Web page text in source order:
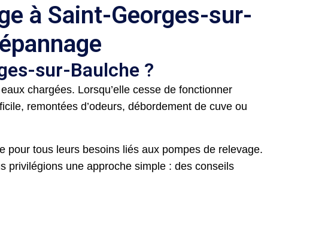
à Saint-Georges-sur-
sur-Baulche ?
chargées. Lorsqu’elle cesse de fonctionner
remontées d’odeurs, débordement de cuve ou
pour tous leurs besoins liés aux pompes de relevage.
privilégions une approche simple : des conseils